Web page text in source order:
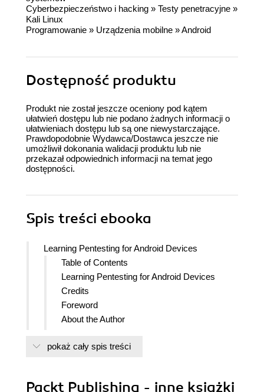
Cyberbezpieczeństwo i hacking » Testy penetracyjne »
Kali Linux
Programowanie » Urządzenia mobilne »Android
Dostępność produktu
Produkt nie został jeszcze oceniony pod kątem
ułatwień dostępu lub nie podano żadnych informacji o
ułatwieniach dostępu lub są one niewystarczające.
Prawdopodobnie Wydawca/Dostawca jeszcze nie
umożliwił dokonania walidacji produktu lub nie
przekazał odpowiednich informacji na temat jego
dostępności.
Spis treści ebooka
Learning Pentesting for Android Devices
Table of Contents
Learning Pentesting for Android Devices
Credits
Foreword
About the Author
About the Reviewers
pokaż cały spis treści
Packt Publishing - inne książki